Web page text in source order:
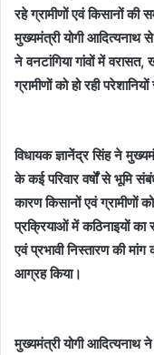
रहे ग्रामीणों एवं किसानों की
मुख्यमंत्री योगी आदित्यनाथ
ने वनटांगिया गांवों में
ग्रामीणों को हो रही
विधायक ज्ञानेंद्र सिंह ने
के कई परिवार वर्षों से
कारण किसानों एवं ग्रामीणों
प्रक्रियाओं में कठिनाइयों
एवं प्रभावी निस्तारण की
आग्रह किया।
मुख्यमंत्री योगी आदित्यनाथ ने